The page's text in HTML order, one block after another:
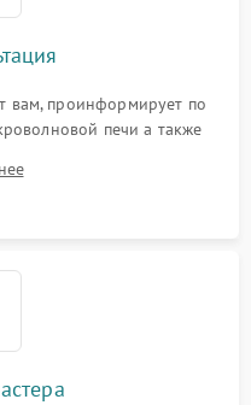
вам, проинформирует по
печи а также